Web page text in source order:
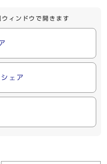
ィンドウで開きます
ェア